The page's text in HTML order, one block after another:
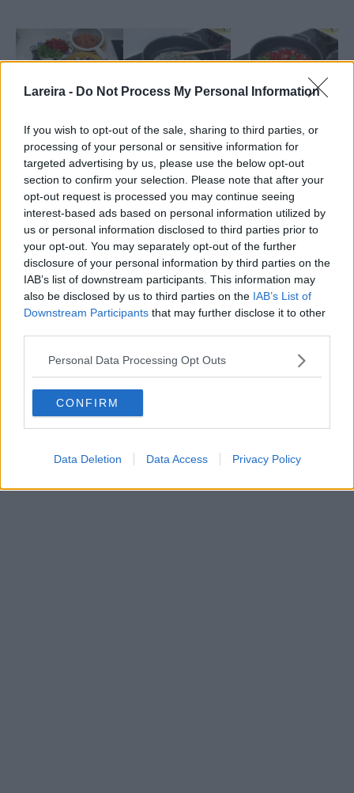
Lareira - Do Not Process My Personal Information
If you wish to opt-out of the sale, sharing to third parties, or
processing of your personal or sensitive information for
targeted advertising by us, please use the below opt-out
section to confirm your selection. Please note that after your
opt-out request is processed you may continue seeing
interest-based ads based on personal information utilized by
us or personal information disclosed to third parties prior to
your opt-out. You may separately opt-out of the further
disclosure of your personal information by third parties on the
IAB’s list of downstream participants. This information may
also be disclosed by us to third parties on the IAB’s List of
Downstream Participants that may further disclose it to other
Personal Data Processing Opt Outs
CONFIRM
Data Deletion Data Access Privacy Policy
Nutrición
Calorías:208.2 kcal |Carbohidratos:12.35g |Proteínas:20.34
Grasa:8.67 g| Grasa saturada:1.32g|Colesterol:60mg |Sodio:
489.29 mg |Potasio:815.19mg|Fibra: 2.82g |Azúcar:5.53g|
Vitamina A:1994.58IU |Vitamina C:82.73 | Calcio:89.21